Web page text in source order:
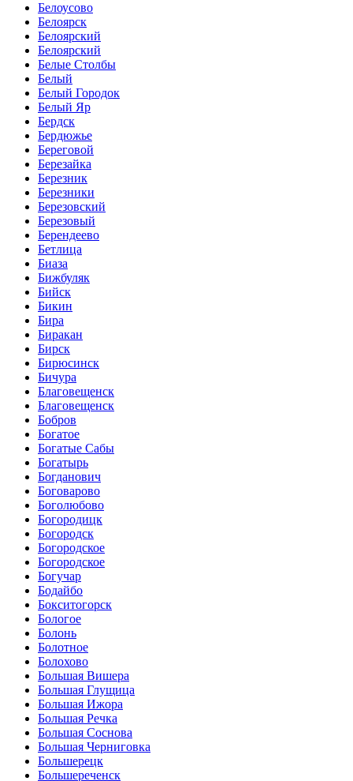
Белоусово
Белоярск
Белоярский
Белоярский
Белые Столбы
Белый
Белый Городок
Белый Яр
Бердск
Бердюжье
Береговой
Березайка
Березник
Березники
Березовский
Березовый
Берендеево
Бетлица
Биаза
Бижбуляк
Бийск
Бикин
Бира
Биракан
Бирск
Бирюсинск
Бичура
Благовещенск
Благовещенск
Бобров
Богатое
Богатые Сабы
Богатырь
Богданович
Боговарово
Боголюбово
Богородицк
Богородск
Богородское
Богородское
Богучар
Бодайбо
Бокситогорск
Бологое
Болонь
Болотное
Болохово
Большая Вишера
Большая Глущица
Большая Ижора
Большая Речка
Большая Соснова
Большая Черниговка
Большерецк
Большереченск